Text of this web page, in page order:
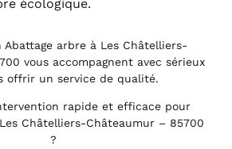
écologique.
Abattage arbre à Les Châtelliers-
vous accompagnent avec sérieux
offrir un service de qualité.
rapide et efficace pour
Châtelliers-Châteaumur – 85700
?